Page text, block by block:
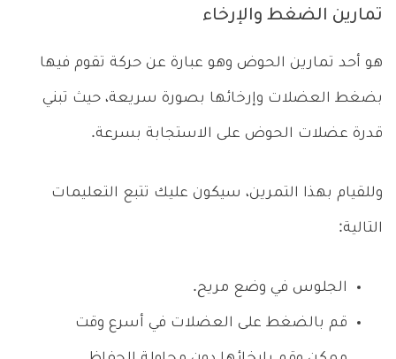
تمارين الضغط والإرخاء
هو أحد تمارين الحوض وهو عبارة عن حركة تقوم فيها
بضغط العضلات وإرخائها بصورة سريعة، حيث تبني
قدرة عضلات الحوض على الاستجابة بسرعة.
وللقيام بهذا التمرين، سيكون عليك تتبع التعليمات
التالية:
الجلوس في وضع مريح.
قم بالضغط على العضلات في أسرع وقت